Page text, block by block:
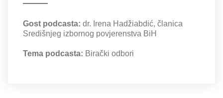
Gost podcasta: dr. Irena Hadžiabdić, članica
Središnjeg izbornog povjerenstva BiH
Tema podcasta: Birački odbori